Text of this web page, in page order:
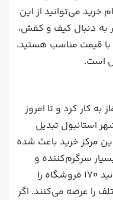
خرید می‌توانید از این
به دنبال کیف و کفش،
با قیمت مناسب هستید،
است.
اوزدیلک در سال 2009 آغاز به کار کرد و تا امروز
استانبول تبدیل
مرکز خرید باعث شده
سرگرم‌کننده و
لذت‌بخش باشد. در اوزدیلک می‌توانید 170 فروشگاه را
را عرضه می‌کنند. اگر